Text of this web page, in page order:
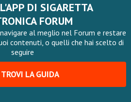
DI SIGARETTA
FORUM
al meglio nel Forum e restare
contenuti, o quelli che hai scelto di
seguire
LA GUIDA